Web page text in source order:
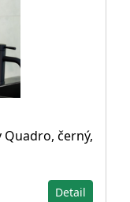
Quadro, černý,
Detail